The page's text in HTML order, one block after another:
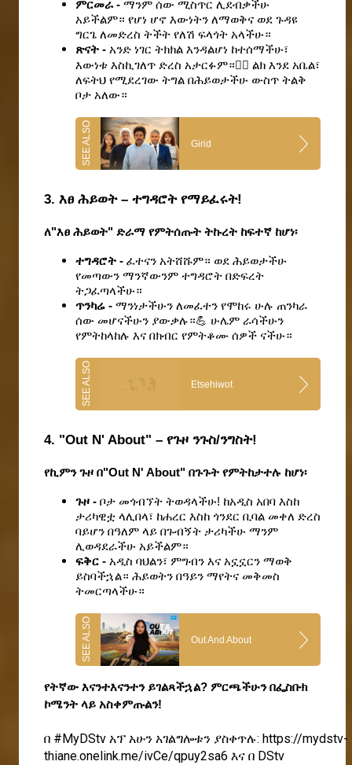
ምርመራ - ማንም ሰው ሚስጥር ሊደብቃችሁ
አይችልም። የሆነ ሆኖ እውነትን ለማወቅና ወደ ጉዳዩ
ግርጌ ለመድረስ ትችት የለሽ ፍላጎት አላችሁ።
ጽናት - አንድ ነገር ትክክል እንዳልሆነ ከተሰማችሁ፣
እውነቱ እስኪገለጥ ድረስ አታርፉም።🕵🏽 ልክ እንደ አቤል፣
ለፍትህ የሚደረገው ትግል በሕይወታችሁ ውስጥ ትልቅ
ቦታ አለው።
Girid
3. እፀ ሕይወት – ተግዳሮት የማይፈሩት!
ለ"እፀ ሕይወት" ድራማ የምትሰጡት ትኩረት ከፍተኛ ከሆነ፡
ተግዳሮት - ፈተናን አትሸሹም። ወደ ሕይወታችሁ
የመጣውን ማንኛውንም ተግዳሮት በድፍረት
ትጋፈጣላችሁ።
ጥንካሬ - ማንነታችሁን ለመፈተን የሞከሩ ሁሉ ጠንካራ
ሰው መሆናችሁን ያውቃሉ።💪 ሁሌም ራሳችሁን
የምትከላከሉ እና በክብር የምትቆሙ ሰዎች ናችሁ።
Etsehiwot
4. "Out N' About" – የጉዞ ንጉስ/ንግስት!
የኪምን ጉዞ በ"Out N' About" በጉጉት የምትከታተሉ ከሆነ፡
ጉዞ - ቦታ መጎብኘት ትወዳላችሁ! ከአዲስ አበባ እስከ
ታሪካዊቷ ላሊበላ፣ ከሐረር እስከ ጎንደር ቢባል መቀለ ድረስ
ባይሆን በዓለም ላይ በጉብኝት ታሪካችሁ ማንም
ሊወዳደራችሁ አይችልም።
ፍቅር - አዲስ ባህልን፣ ምግብን እና አኗኗርን ማወቅ
ይስባችኋል። ሕይወትን በዓይን ማየትና መቅመስ
ትመርጣላችሁ።
Out And About
የትኛው እናንተእናንተን ይገልጻችኋል? ምርጫችሁን በፌስቡክ
ኮሜንት ላይ አስቀምጡልን!
በ #MyDStv አፕ አሁን አገልግሎቱን ያስቀጥሉ: https://mydstv-
thiane.onelink.me/ivCe/qpuy2sa6 እና በ DStv